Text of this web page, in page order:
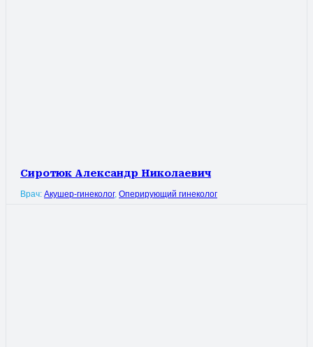
Сиротюк Александр Николаевич
Врач: Акушер-гинеколог, Оперирующий гинеколог